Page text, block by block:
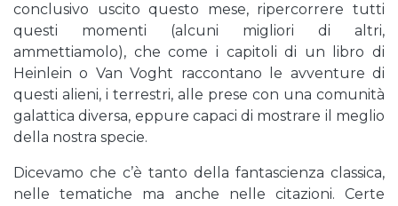
conclusivo uscito questo mese, ripercorrere tutti
questi momenti (alcuni migliori di altri,
ammettiamolo), che come i capitoli di un libro di
Heinlein o Van Voght raccontano le avventure di
questi alieni, i terrestri, alle prese con una comunità
galattica diversa, eppure capaci di mostrare il meglio
della nostra specie.
Dicevamo che c’è tanto della fantascienza classica,
nelle tematiche ma anche nelle citazioni. Certe